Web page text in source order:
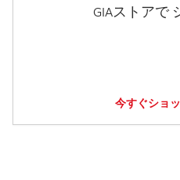
GIAストアで
今すぐショ